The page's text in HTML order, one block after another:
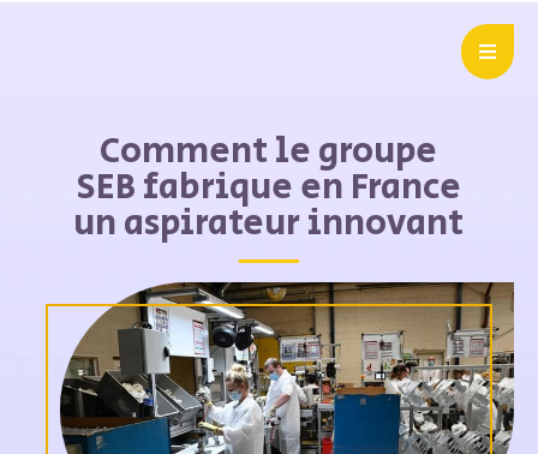
Comment le groupe
SEB fabrique en France
un aspirateur innovant